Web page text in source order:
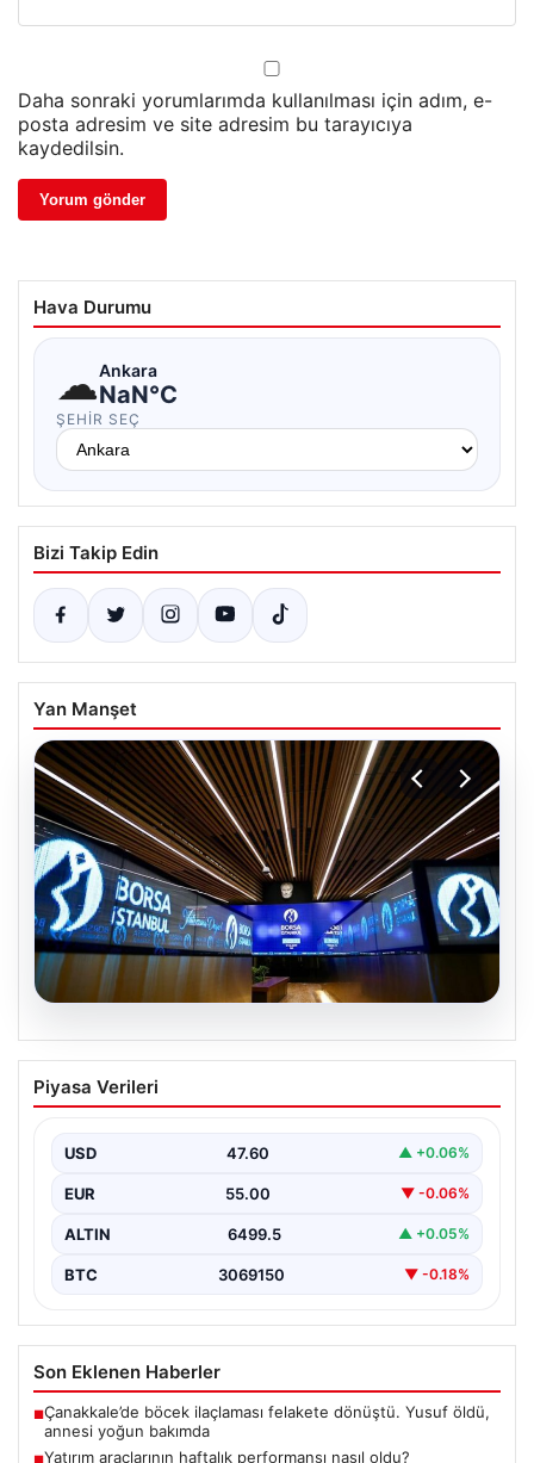
Daha sonraki yorumlarımda kullanılması için adım, e-
posta adresim ve site adresim bu tarayıcıya
kaydedilsin.
Hava Durumu
☁Ankara
NaN°C
ŞEHIR SEÇ
Bizi Takip Edin
Yan Manşet
Yatırım araçlarının haftalık performansı
nasıl oldu?
Piyasa Verileri
USD 47.60 ▲ +0.06%
EUR 55.00 ▼ -0.06%
ALTIN 6499.5 ▲ +0.05%
BTC 3069150 ▼ -0.18%
Son Eklenen Haberler
■Çanakkale’de böcek ilaçlaması felakete dönüştü. Yusuf öldü,
annesi yoğun bakımda
■Yatırım araçlarının haftalık performansı nasıl oldu?